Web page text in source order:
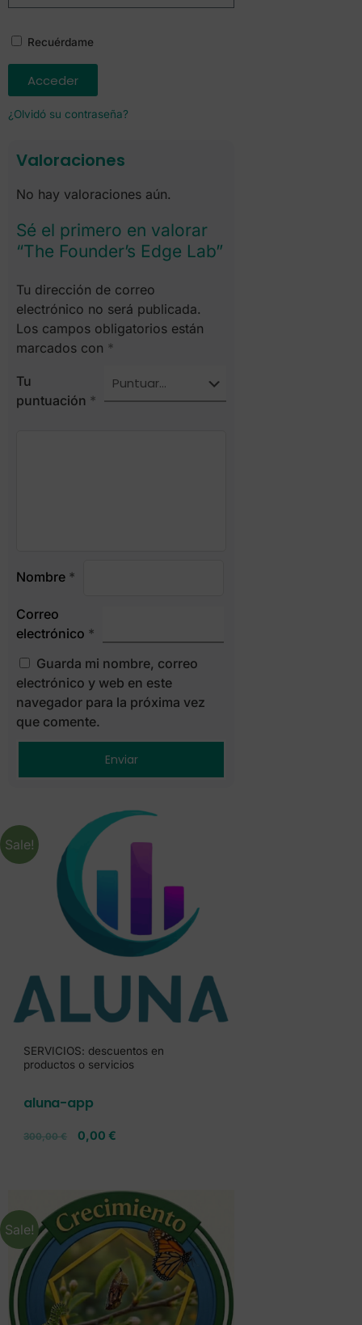
Recuérdame
Acceder
¿Olvidó su contraseña?
Valoraciones
No hay valoraciones aún.
Sé el primero en valorar
“The Founder’s Edge Lab”
Tu dirección de correo
electrónico no será publicada.
Los campos obligatorios están
marcados con *
Tu
puntuación *
Nombre *
Correo
electrónico *
Guarda mi nombre, correo
electrónico y web en este
navegador para la próxima vez
que comente.
Sale!
SERVICIOS: descuentos en
productos o servicios
aluna-app
300,00€ 0,00 €
Sale!